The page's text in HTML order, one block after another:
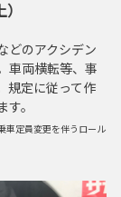
どのアクシデン
車両横転等、事
規定に従って作
。
車定員変更を伴うロール